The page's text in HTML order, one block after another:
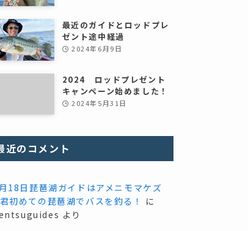
最近のガイドとロッドプレ
ゼント途中経過
2024年6月9日
2024 ロッドプレゼント
キャンペーン始めました！
2024年5月31日
近のコメント
18日琵琶湖ガイドはアメニモマケズ
初めての琵琶湖でバスを釣る！
に
より